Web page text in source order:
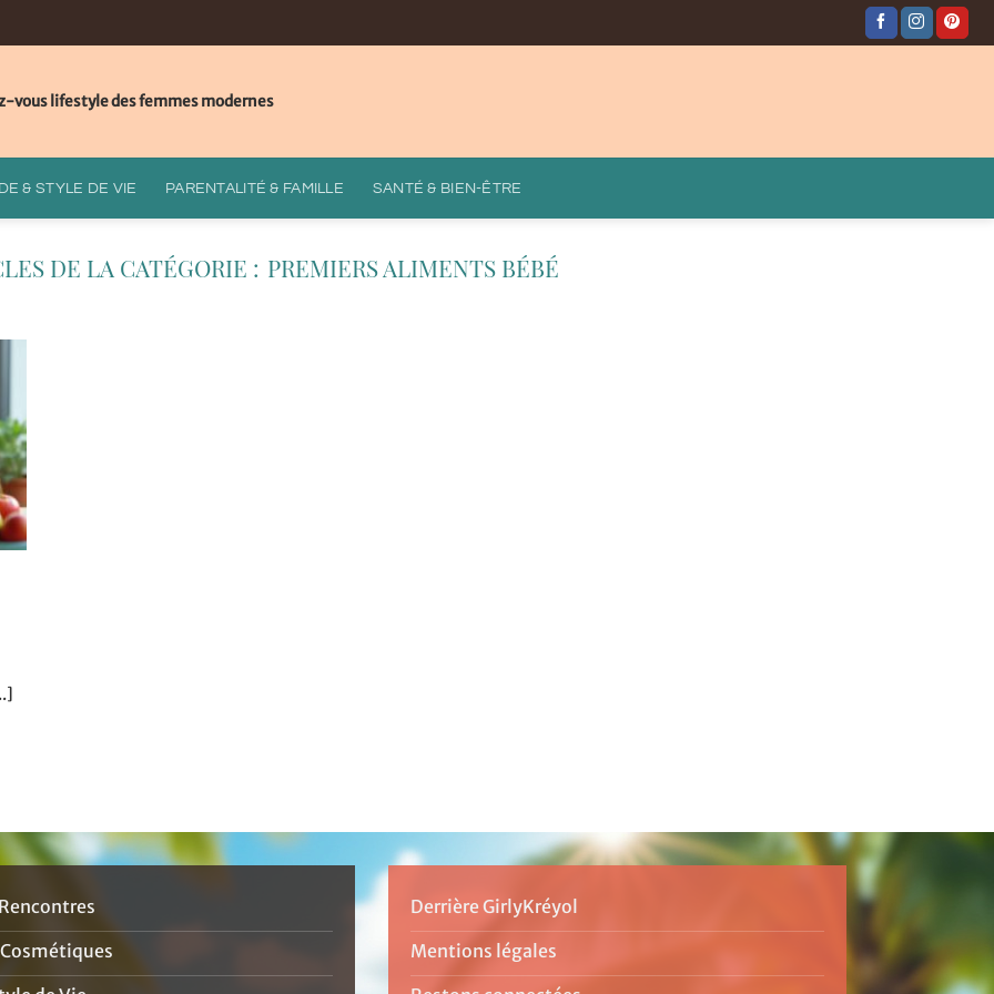
vous lifestyle des femmes modernes
& STYLE DE VIE PARENTALITÉ & FAMILLE SANTÉ & BIEN-ÊTRE
PREMIERS ALIMENTS BÉBÉ
Derrière GirlyKréyol
Mentions légales